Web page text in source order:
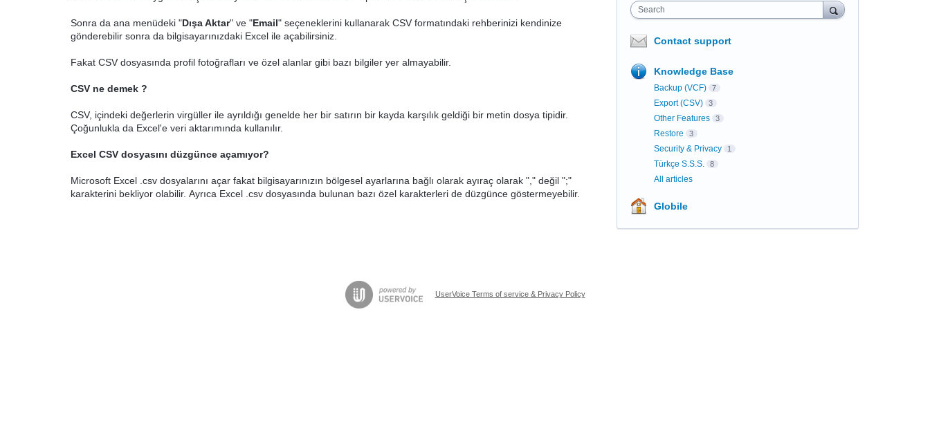
Sonra da ana menüdeki "Dışa Aktar" ve "Email" seçeneklerini kullanarak CSV formatındaki rehberinizi kendinize
gönderebilir sonra da bilgisayarınızdaki Excel ile açabilirsiniz.
Fakat CSV dosyasında profil fotoğrafları ve özel alanlar gibi bazı bilgiler yer almayabilir.
CSV ne demek ?
CSV, içindeki değerlerin virgüller ile ayrıldığı genelde her bir satırın bir kayda karşılık geldiği bir metin dosya tipidir.
Çoğunlukla da Excel'e veri aktarımında kullanılır.
Excel CSV dosyasını düzgünce açamıyor?
Microsoft Excel .csv dosyalarını açar fakat bilgisayarınızın bölgesel ayarlarına bağlı olarak ayıraç olarak "," değil ";"
karakterini bekliyor olabilir. Ayrıca Excel .csv dosyasında bulunan bazı özel karakterleri de düzgünce göstermeyebilir.
Search
Contact support
Knowledge Base
Backup (VCF) 7
Export (CSV) 3
Other Features 3
Restore 3
Security & Privacy 1
Türkçe S.S.S. 8
All articles
Globile
UserVoice Terms of service & Privacy Policy